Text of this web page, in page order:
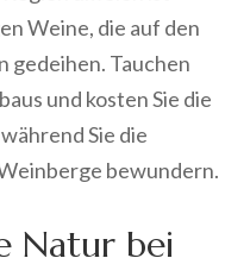
Weine, die auf den
gedeihen. Tauchen
und kosten Sie die
Sie die
bewundern.
Natur bei